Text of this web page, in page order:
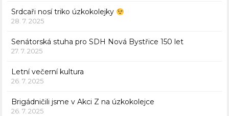
Srdcaři nosí triko úzkokolejky
28. 7. 2025
Senátorská stuha pro SDH Nová Bystřice 150 let
27. 7. 2025
Letní večerní kultura
26. 7. 2025
Brigádničili jsme v Akci Z na úzkokolejce
26. 7. 2025